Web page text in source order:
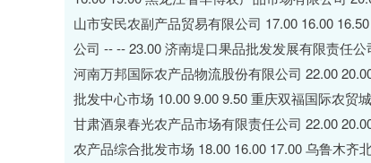
山市安民农副产品贸易有限公司 17.00 16.00
公司 -- -- 23.00 济南堤口果品批发发展有限责任
河南万邦国际农产品物流股份有限公司 22.00
批发中心市场 10.00 9.00 9.50 重庆双福国际农贸
甘肃酒泉春光农产品市场有限责任公司 22.00
农产品综合批发市场 18.00 16.00 17.00 乌鲁木齐